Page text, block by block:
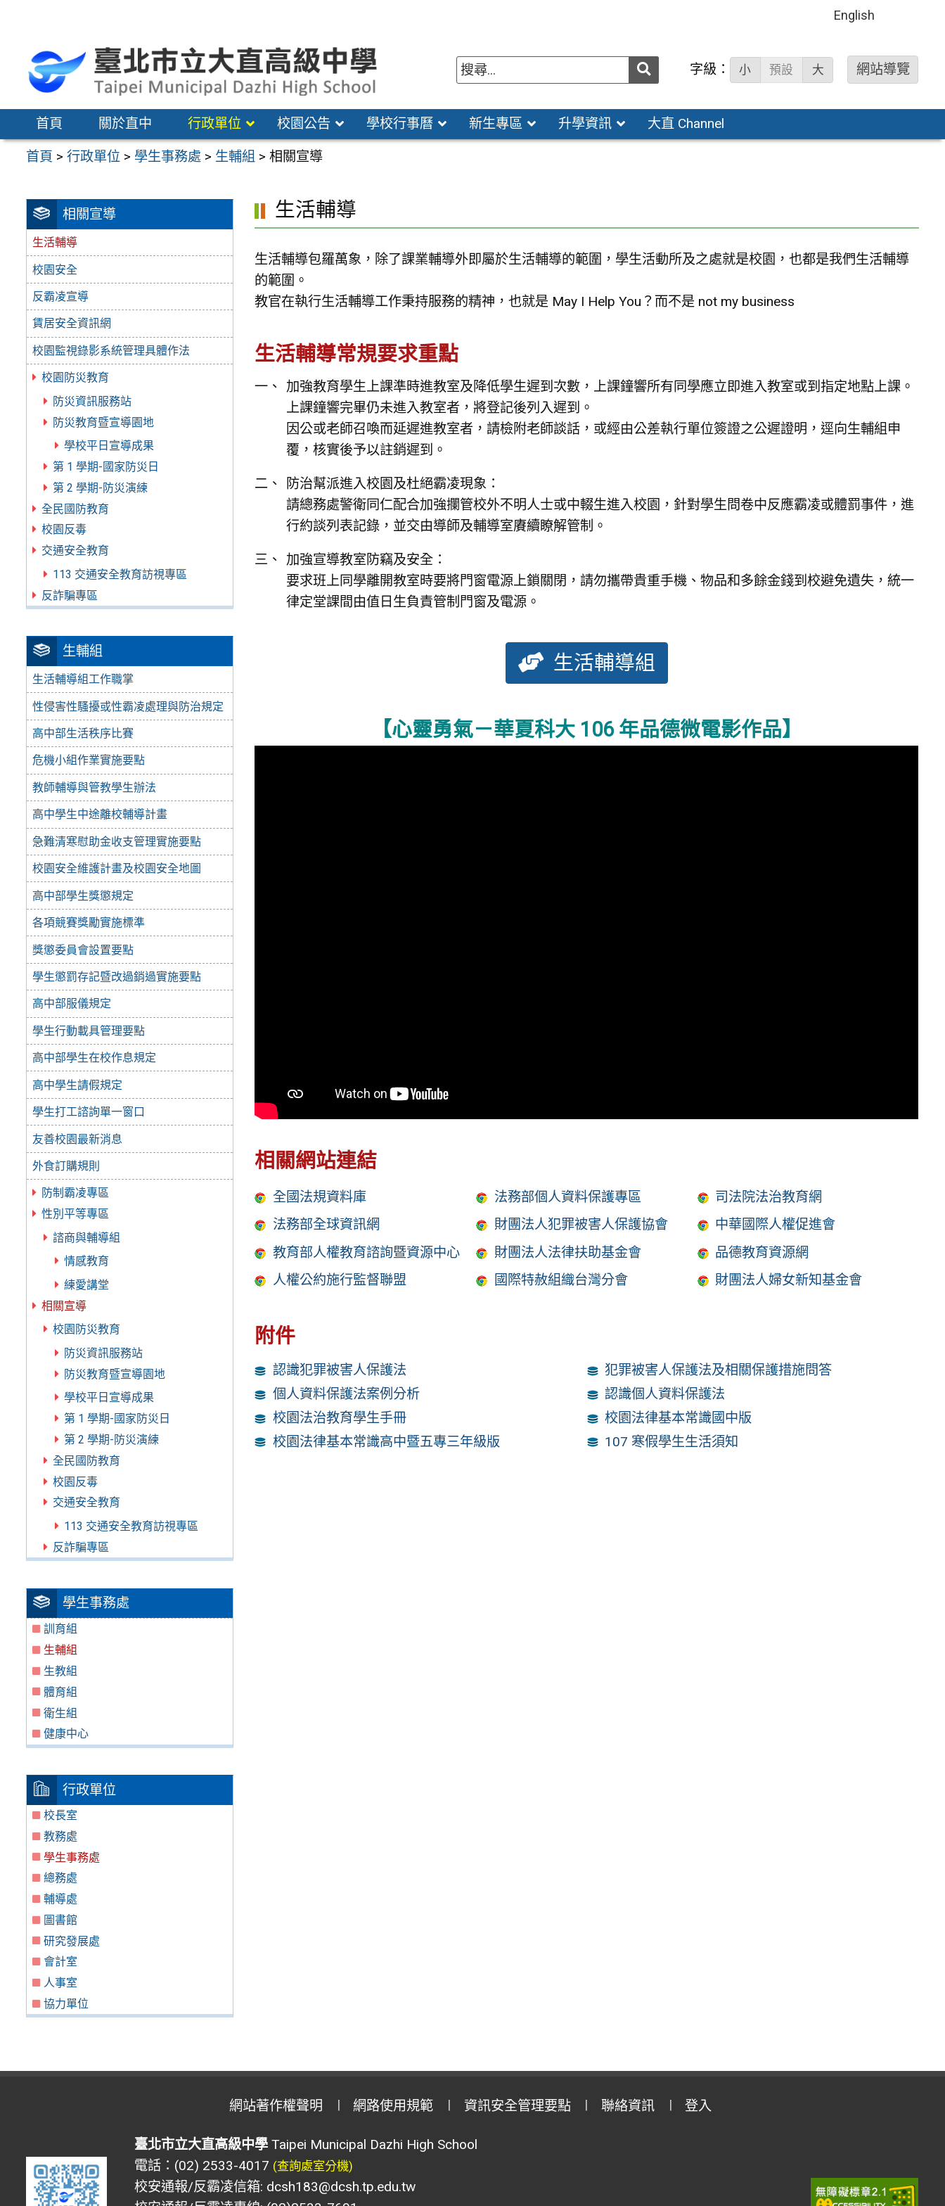
區
English
送出 字級： 小 預設 大 網站導覽
首頁 關於直中 行政單位 校園公告 學校行事曆 新生專區 升學資訊 大直 Channel
首頁 >行政單位 > 學生事務處 > 生輔組 >相關宣導
相關宣導
生活輔導
校園安全
反霸凌宣導
賃居安全資訊網
校園監視錄影系統管理具體作法
校園防災教育
防災資訊服務站
防災教育暨宣導園地
學校平日宣導成果
第 1 學期-國家防災日
第 2 學期-防災演練
全民國防教育
校園反毒
交通安全教育
113 交通安全教育訪視專區
反詐騙專區
生輔組
生活輔導組工作職掌
性侵害性騷擾或性霸凌處理與防治規定
高中部生活秩序比賽
危機小組作業實施要點
教師輔導與管教學生辦法
高中學生中途離校輔導計畫
急難清寒慰助金收支管理實施要點
校園安全維護計畫及校園安全地圖
高中部學生獎懲規定
各項競賽獎勵實施標準
獎懲委員會設置要點
學生懲罰存記暨改過銷過實施要點
高中部服儀規定
學生行動載具管理要點
高中部學生在校作息規定
高中學生請假規定
學生打工諮詢單一窗口
友善校園最新消息
外食訂購規則
防制霸凌專區
性別平等專區
諮商與輔導組
情感教育
練愛講堂
相關宣導
校園防災教育
防災資訊服務站
防災教育暨宣導園地
學校平日宣導成果
第 1 學期-國家防災日
第 2 學期-防災演練
全民國防教育
校園反毒
交通安全教育
113 交通安全教育訪視專區
反詐騙專區
學生事務處
訓育組
生輔組
生教組
體育組
衛生組
健康中心
行政單位
校長室
教務處
學生事務處
總務處
輔導處
圖書館
研究發展處
會計室
人事室
協力單位
生活輔導
生活輔導包羅萬象，除了課業輔導外即屬於生活輔導的範圍，學生活動所及之處就是校園，也都是我們生活輔導
的範圍。
教官在執行生活輔導工作秉持服務的精神，也就是 May I Help You？而不是 not my business
生活輔導常規要求重點
加強教育學生上課準時進教室及降低學生遲到次數，上課鐘響所有同學應立即進入教室或到指定地點上課。
上課鐘響完畢仍未進入教室者，將登記後列入遲到。
因公或老師召喚而延遲進教室者，請檢附老師談話，或經由公差執行單位簽證之公遲證明，逕向生輔組申
覆，核實後予以註銷遲到。
防治幫派進入校園及杜絕霸凌現象：
請總務處警衛同仁配合加強攔管校外不明人士或中輟生進入校園，針對學生問卷中反應霸凌或體罰事件，進
行約談列表記錄，並交由導師及輔導室賡續瞭解管制。
加強宣導教室防竊及安全：
要求班上同學離開教室時要將門窗電源上鎖關閉，請勿攜帶貴重手機、物品和多餘金錢到校避免遺失，統一
律定堂課間由值日生負責管制門窗及電源。
生活輔導組
【心靈勇氣－華夏科大 106 年品德微電影作品】
相關網站連結
全國法規資料庫 法務部個人資料保護專區
司法院法治教育網
法務部全球資訊網
財團法人犯罪被害人保護協會
中華國際人權促進會
教育部人權教育諮詢暨資源中心
財團法人法律扶助基金會
品德教育資源網
人權公約施行監督聯盟
國際特赦組織台灣分會 財團法人婦女新知基金會
附件
認識犯罪被害人保護法
犯罪被害人保護法及相關保護措施問答
個人資料保護法案例分析
認識個人資料保護法
校園法治教育學生手冊
校園法律基本常識國中版
校園法律基本常識高中暨五專三年級版
107 寒假學生生活須知
網站著作權聲明 網路使用規範 資訊安全管理要點 聯絡資訊 登入
臺北市立大直高級中學Taipei Municipal Dazhi High School
電話：(02) 2533-4017 (查詢處室分機)
校安通報/反霸凌信箱: dcsh183@dcsh.tp.edu.tw